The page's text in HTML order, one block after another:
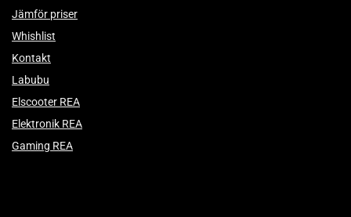
Jämför priser
Whishlist
Kontakt
Labubu
Elscooter REA
Elektronik REA
Gaming REA